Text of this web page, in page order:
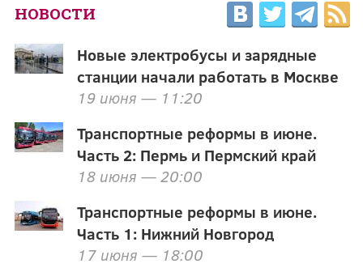
НОВОСТИ
Новые электробусы и зарядные
станции начали работать в Москве
19 июня — 11:20
Транспортные реформы в июне.
Часть 2: Пермь и Пермский край
18 июня — 20:00
Транспортные реформы в июне.
Часть 1: Нижний Новгород
17 июня — 18:00